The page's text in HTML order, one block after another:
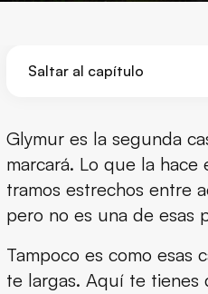
Saltar al capítulo
¿Por qué elegir Glymur en
Dónde está y cómo llegar
La caminata hasta Glymur
Glymur es la segunda
marcará. Lo que la
tramos estrechos entre
pero no es una de esas
Tampoco es como esas
te largas. Aquí te tienes